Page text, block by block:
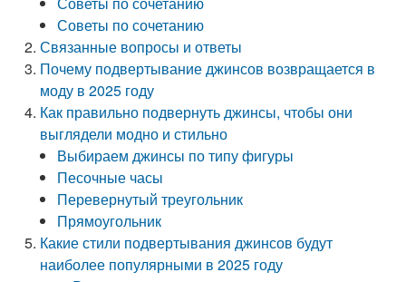
Советы по сочетанию
Связанные вопросы и ответы
Почему подвертывание джинсов возвращается в
моду в 2025 году
Как правильно подвернуть джинсы, чтобы они
выглядели модно и стильно
Выбираем джинсы по типу фигуры
Песочные часы
Перевернутый треугольник
Прямоугольник
Какие стили подвертывания джинсов будут
наиболее популярными в 2025 году